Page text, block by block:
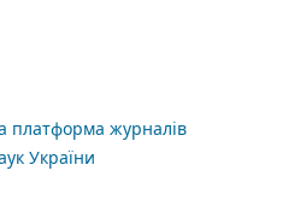
платформа журналів
України